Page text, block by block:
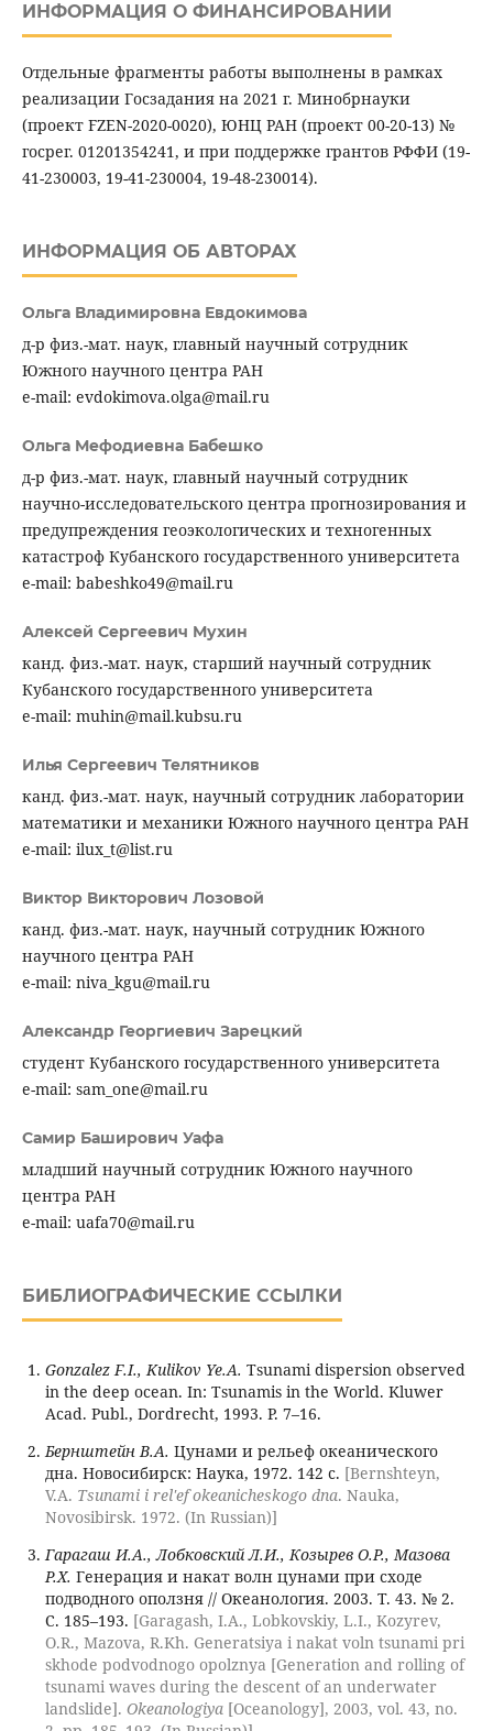
ИНФОРМАЦИЯ О ФИНАНСИРОВАНИИ
Отдельные фрагменты работы выполнены в рамках
реализации Госзадания на 2021 г. Минобрнауки
(проект FZEN-2020-0020), ЮНЦ РАН (проект 00-20-13) №
госрег. 01201354241, и при поддержке грантов РФФИ (19-
41-230003, 19-41-230004, 19-48-230014).
ИНФОРМАЦИЯ ОБ АВТОРАХ
Ольга Владимировна Евдокимова
д-р физ.-мат. наук, главный научный сотрудник
Южного научного центра РАН
e-mail: evdokimova.olga@mail.ru
Ольга Мефодиевна Бабешко
д-р физ.-мат. наук, главный научный сотрудник
научно-исследовательского центра прогнозирования и
предупреждения геоэкологических и техногенных
катастроф Кубанского государственного университета
e-mail: babeshko49@mail.ru
Алексей Сергеевич Мухин
канд. физ.-мат. наук, старший научный сотрудник
Кубанского государственного университета
e-mail: muhin@mail.kubsu.ru
Илья Сергеевич Телятников
канд. физ.-мат. наук, научный сотрудник лаборатории
математики и механики Южного научного центра РАН
e-mail: ilux_t@list.ru
Виктор Викторович Лозовой
канд. физ.-мат. наук, научный сотрудник Южного
научного центра РАН
e-mail: niva_kgu@mail.ru
Александр Георгиевич Зарецкий
студент Кубанского государственного университета
e-mail: sam_one@mail.ru
Самир Баширович Уафа
младший научный сотрудник Южного научного
центра РАН
e-mail: uafa70@mail.ru
БИБЛИОГРАФИЧЕСКИЕ ССЫЛКИ
Gonzalez F.I., Kulikov Ye.A. Tsunami dispersion observed
in the deep ocean. In: Tsunamis in the World. Kluwer
Acad. Publ., Dordrecht, 1993. P. 7–16.
Бернштейн В.А. Цунами и рельеф океанического
дна. Новосибирск: Наука, 1972. 142 с. [Bernshteyn,
V.A. Tsunami i rel'ef okeanicheskogo dna. Nauka,
Novosibirsk. 1972. (In Russian)]
Гарагаш И.А., Лобковский Л.И., Козырев О.Р., Мазова
Р.Х. Генерация и накат волн цунами при сходе
подводного оползня // Океанология. 2003. Т. 43. № 2.
С. 185–193. [Garagash, I.A., Lobkovskiy, L.I., Kozyrev,
O.R., Mazova, R.Kh. Generatsiya i nakat voln tsunami pri
skhode podvodnogo opolznya [Generation and rolling of
tsunami waves during the descent of an underwater
landslide]. Okeanologiya[Oceanology], 2003, vol. 43, no.